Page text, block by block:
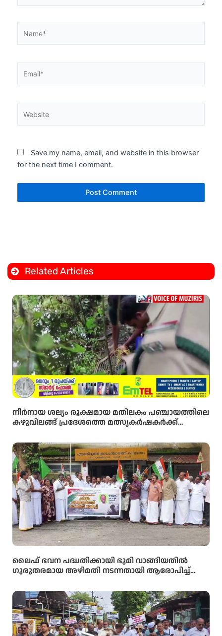
Save my name, email, and website in this browser
for the next time I comment.
Related Articles
നീർനായ ശല്യം രൂക്ഷമായ മതിലകം പഞ്ചായത്തിലെ
കഴുവിലങ്ങ് പ്രദേശത്തെ മത്സ്യകർഷകർക്ക്
സ്ഥാപിച്ചു.
ലൈഫ് ഭവന പദ്ധതിക്കായി ഭൂമി വാങ്ങിയതിൽ
ഗുരുതരമായ അഴിമതി നടന്നതായി ആരോപിച്ച്
പഞ്ചായത്ത് ഓഫീസിലേക്ക് പ്രതിഷേധ മാർച്ച്
നടത്തി